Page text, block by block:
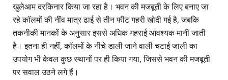
खुलेआम दरकिनार किया जा रहा है। भवन की मजबूती के लिए बनाए जा
रहे कॉलमों की नींव मात्र ढाई से तीन फीट गहरी खोदी गई है, जबकि
तकनीकी मानकों के अनुसार इससे अधिक गहराई आवश्यक मानी जाती
है। इतना ही नहीं, कॉलमों के नीचे डाली जाने वाली चटाई जाली का
उपयोग भी केवल कुछ स्थानों पर ही किया गया, जिससे भवन की मजबूती
पर सवाल उठने लगे हैं।